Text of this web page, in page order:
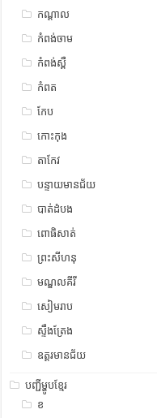
កណ្តាល
កំពង់ចាម
កំពង់ស្ពឺ
កំពត
កែប
កោះកុង
តាកែវ
បន្ទាយមានជ័យ
បាត់ដំបង
ពោធិសាត់
ព្រះសីហនុ
មណ្ឌលគីរី
សៀមរាប
ស្ទឹង​​ត្រែង
ឧត្ដរមានជ័យ
បញ្ជីម្ហូបខ្មែរ
ខ